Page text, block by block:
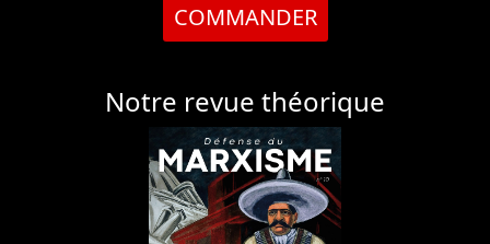
COMMANDER
Notre revue théorique